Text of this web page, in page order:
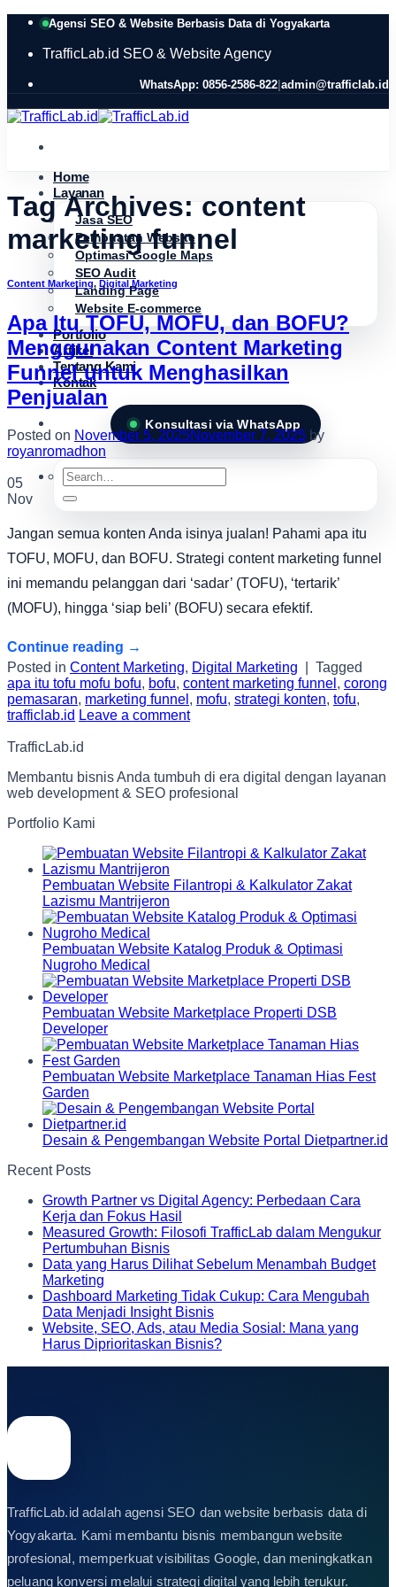
Skip
content
Agensi SEO & Website Berbasis Data di Yogyakarta
TrafficLab.id SEO & Website Agency
WhatsApp: 0856-2586-822|admin@trafficlab.id
Home
Layanan
Jasa SEO
Pembuatan Website
Optimasi Google Maps
SEO Audit
Landing Page
Website E-commerce
Portfolio
Artikel
Tentang Kami
Kontak
Konsultasi via WhatsApp
Search
for:
Tag Archives: content
marketing funnel
Content Marketing, Digital Marketing
Apa Itu TOFU, MOFU, dan BOFU?
Menggunakan Content Marketing
Funnel untuk Menghasilkan
Penjualan
Posted on November 5, 2025November 7, 2025 by
royanromadhon
05
Nov
Jangan semua konten Anda isinya jualan! Pahami apa itu
TOFU, MOFU, dan BOFU. Strategi content marketing funnel
ini memandu pelanggan dari ‘sadar’ (TOFU), ‘tertarik’
(MOFU), hingga ‘siap beli’ (BOFU) secara efektif.
Continue reading →
Posted in Content Marketing, Digital Marketing
Tagged
apa itu tofu mofu bofu, bofu, content marketing funnel , corong
pemasaran, marketing funnel , mofu, strategi konten, tofu,
trafficlab.id Leave a comment
TrafficLab.id
Membantu bisnis Anda tumbuh di era digital dengan layanan
web development & SEO profesional
Portfolio Kami
Pembuatan Website Filantropi & Kalkulator Zakat
Lazismu Mantrijeron
Pembuatan Website Katalog Produk & Optimasi
Nugroho Medical
Pembuatan Website Marketplace Properti DSB
Developer
Pembuatan Website Marketplace Tanaman Hias Fest
Garden
Desain & Pengembangan Website Portal Dietpartner.id
Recent Posts
Growth Partner vs Digital Agency: Perbedaan Cara
Kerja dan Fokus Hasil
Measured Growth: Filosofi TrafficLab dalam Mengukur
Pertumbuhan Bisnis
Data yang Harus Dilihat Sebelum Menambah Budget
Marketing
Dashboard Marketing Tidak Cukup: Cara Mengubah
Data Menjadi Insight Bisnis
Website, SEO, Ads, atau Media Sosial: Mana yang
Harus Diprioritaskan Bisnis?
TrafficLab.id adalah agensi SEO dan website berbasis data di
Yogyakarta. Kami membantu bisnis membangun website
profesional, memperkuat visibilitas Google, dan meningkatkan
peluang konversi melalui strategi digital yang lebih terukur.